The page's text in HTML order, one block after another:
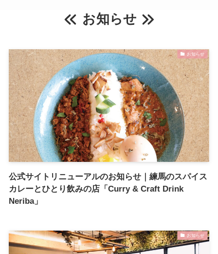
お知らせ
お知らせ
公式サイトリニューアルのお知らせ｜練馬のスパイス
カレーとひとり飲みの店「Curry & Craft Drink
Neriba」
お知らせ